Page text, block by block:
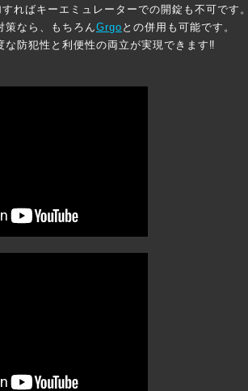
ればキーエミュレーターでの開錠も不可です。
策なら、もちろんGrgo との併用も可能です。
な防犯性と利便性の両立が実現できます‼